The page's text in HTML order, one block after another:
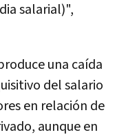
salarial)",
una caída
del salario
en relación de
aunque en